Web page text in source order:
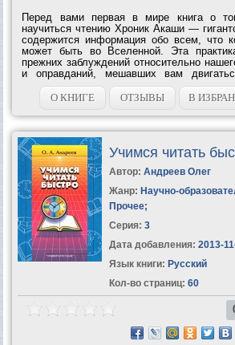
Перед вами первая в мире книга о
научиться чтению Хроник Акаши —
содержится информация обо всем, что
может быть во Вселенной. Эта
прежних заблуждений относительно
и оправданий, мешавших вам
развитии. Поскольку Хроники Акаши —
а один из уровней...
О КНИГЕ ОТЗЫВЫ В
Учимся читать
Автор: Андреев Олег
Жанр: Научно-
Прочее;
Серия: 3
Дата добавления: 2013-
Язык книги: Русский
Кол-во страниц: 60